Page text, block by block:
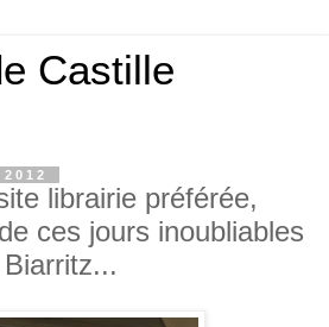
Castille
librairie préférée,
ces jours inoubliables